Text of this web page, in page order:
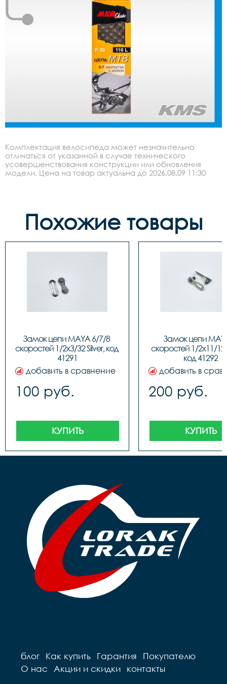
Комплектация велосипеда может незначительно
отличаться от указанной в случае технического
усовершенствования конструкции или обновления
модели. Цена на товар актуальна до 2026.08.09 11:30
Похожие товары
Замок цепи MAYA 6/7/8
скоростей 1/2x3/32 Silver, код
41291
добавить в сравнение
100 руб.
КУПИТЬ
Замок цепи
скоростей 1/2x11/
код 41292
добавить в
200 руб.
КУПИТЬ
блог Как купить Гарантия
Покупателю
О нас
Акции и скидки контакты